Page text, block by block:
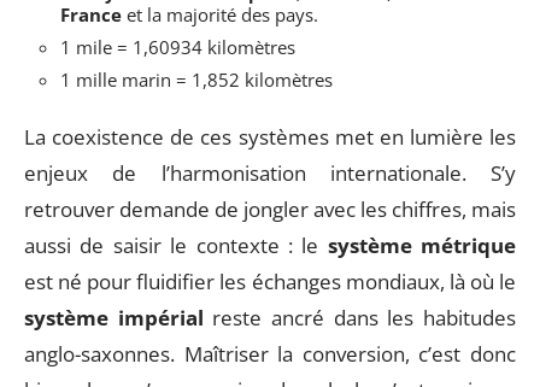
France et la majorité des pays.
1 mile = 1,60934 kilomètres
1 mille marin = 1,852 kilomètres
La coexistence de ces systèmes met en lumière les
enjeux de l’harmonisation internationale. S’y
retrouver demande de jongler avec les chiffres, mais
aussi de saisir le contexte : le système métrique
est né pour fluidifier les échanges mondiaux, là où le
système impérial reste ancré dans les habitudes
anglo-saxonnes. Maîtriser la conversion, c’est donc